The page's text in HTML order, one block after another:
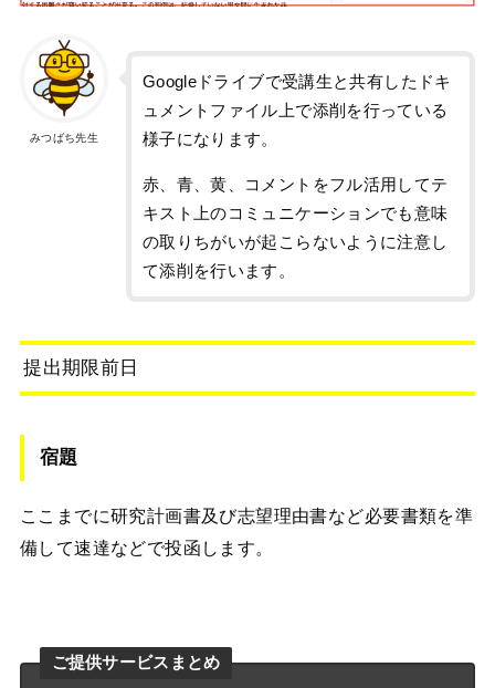
みつばち先生
Googleドライブで受講生と共有したドキ
ュメントファイル上で添削を行っている
様子になります。
赤、青、黄、コメントをフル活用してテ
キスト上のコミュニケーションでも意味
の取りちがいが起こらないように注意し
て添削を行います。
提出期限前日
宿題
ここまでに研究計画書及び志望理由書など必要書類を準
備して速達などで投函します。
ご提供サービスまとめ